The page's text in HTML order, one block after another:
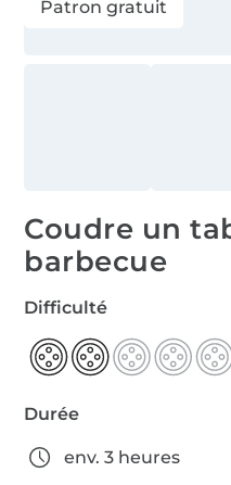
Patron gratuit
Coudre un
barbecue
Difficulté
Durée
env. 3 heures